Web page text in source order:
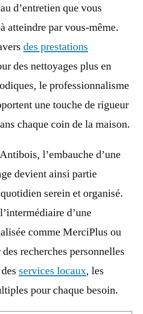
d’entretien que vous
atteindre par vous-même.
des prestations
des nettoyages plus en
le professionnalisme
une touche de rigueur
chaque coin de la maison.
l’embauche d’une
devient ainsi partie
serein et organisé.
d’une
comme MerciPlus ou
recherches personnelles
services locaux, les
pour chaque besoin.